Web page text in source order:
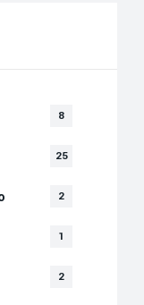
8
25
2
1
2